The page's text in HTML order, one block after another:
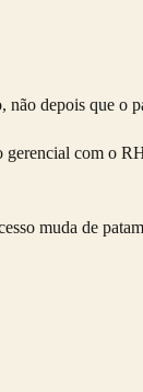
não depois que o
com o
muda de